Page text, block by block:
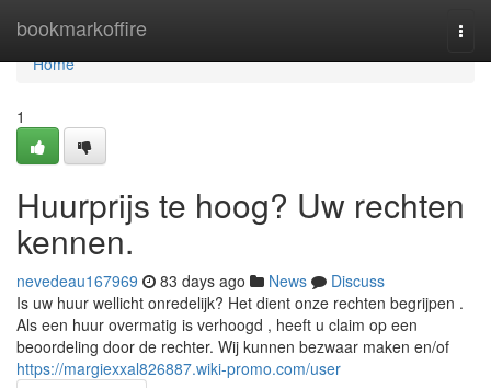
bookmarkoffire
Home
Home
1
Huurprijs te hoog? Uw rechten
kennen.
nevedeau167969 83 days ago News
Discuss
Is uw huur wellicht onredelijk? Het dient onze rechten begrijpen .
Als een huur overmatig is verhoogd , heeft u claim op een
beoordeling door de rechter. Wij kunnen bezwaar maken en/of
https://margiexxal826887.wiki-promo.com/user